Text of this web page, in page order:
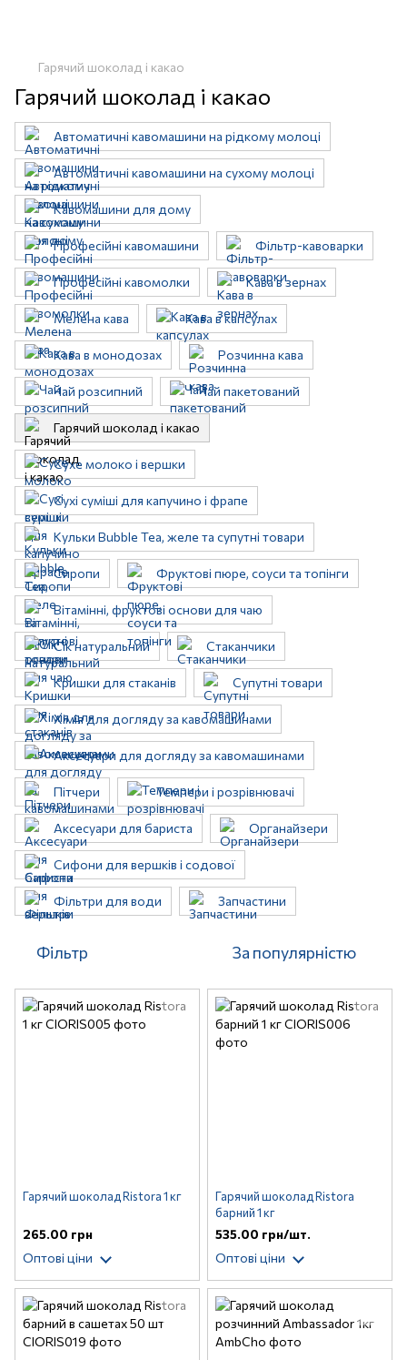
Гарячий шоколад і какао
Гарячий шоколад і какао
Автоматичні кавомашини на рідкому молоці
Автоматичні кавомашини на сухому молоці
Кавомашини для дому
Професійні кавомашини Фільтр-кавоварки
Професійні кавомолки Кава в зернах
Мелена кава Кава в капсулах
Кава в монодозах Розчинна кава
Чай розсипний Чай пакетований
Гарячий шоколад і какао
Сухе молоко і вершки
Сухі суміші для капучино і фрапе
Кульки Bubble Tea, желе та супутні товари
Сиропи Фруктові пюре, соуси та топінги
Вітамінні, фруктові основи для чаю
Сік натуральний Стаканчики
Кришки для стаканів Супутні товари
Хімія для догляду за кавомашинами
Аксесуари для догляду за кавомашинами
Пітчери Темпери і розрівнювачі
Аксесуари для бариста Органайзери
Сифони для вершків і содової
Фільтри для води Запчастини
Фільтр За популярністю
Гарячий шоколад Ristora 1 кг
265.00 грн
Оптові ціни
Гарячий шоколад Ristora
барний 1 кг
535.00 грн/шт.
Оптові ціни